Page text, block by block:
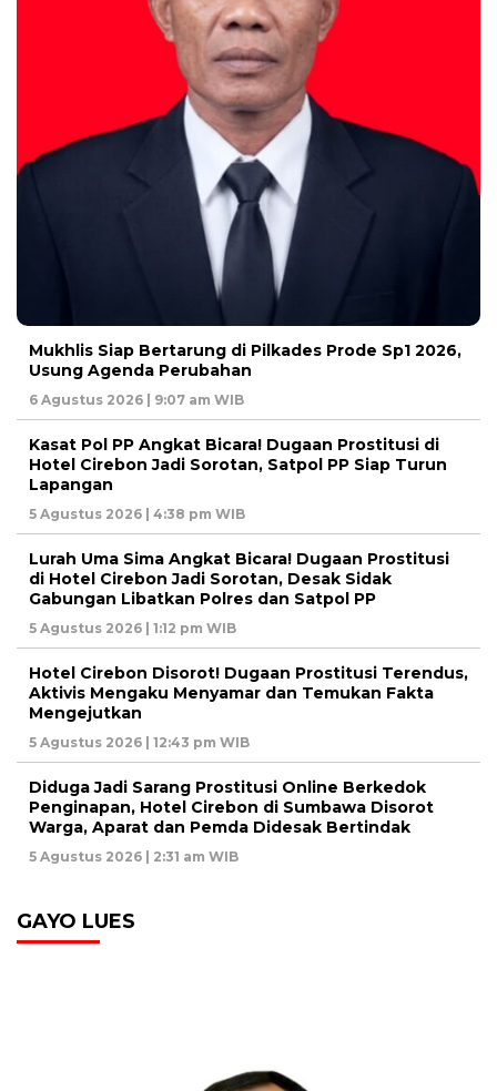
Mukhlis Siap Bertarung di Pilkades Prode Sp1 2026,
Usung Agenda Perubahan
6 Agustus 2026 | 9:07 am WIB
Kasat Pol PP Angkat Bicara! Dugaan Prostitusi di
Hotel Cirebon Jadi Sorotan, Satpol PP Siap Turun
Lapangan
5 Agustus 2026 | 4:38 pm WIB
Lurah Uma Sima Angkat Bicara! Dugaan Prostitusi
di Hotel Cirebon Jadi Sorotan, Desak Sidak
Gabungan Libatkan Polres dan Satpol PP
5 Agustus 2026 | 1:12 pm WIB
Hotel Cirebon Disorot! Dugaan Prostitusi Terendus,
Aktivis Mengaku Menyamar dan Temukan Fakta
Mengejutkan
5 Agustus 2026 | 12:43 pm WIB
Diduga Jadi Sarang Prostitusi Online Berkedok
Penginapan, Hotel Cirebon di Sumbawa Disorot
Warga, Aparat dan Pemda Didesak Bertindak
5 Agustus 2026 | 2:31 am WIB
GAYO LUES